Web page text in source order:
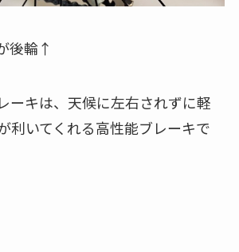
後輪↑
ーキは、天候に左右されずに軽
利いてくれる高性能ブレーキで